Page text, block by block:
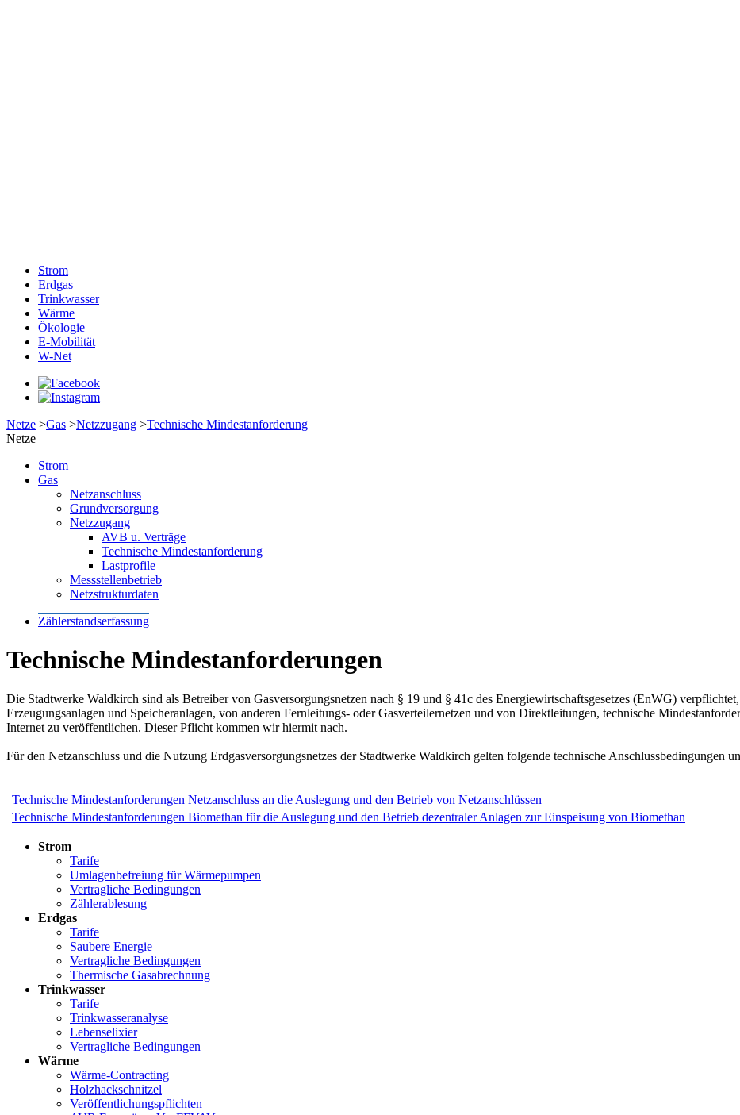
Strom
Erdgas
Trinkwasser
Wärme
Ökologie
E-Mobilität
W-Net
Netze >Gas >Netzzugang >Technische Mindestanforderung
Netze
Strom
Gas
Netzanschluss
Grundversorgung
Netzzugang
AVB u. Verträge
Technische Mindestanforderung
Lastprofile
Messstellenbetrieb
Netzstrukturdaten
Zählerstandserfassung
Technische Mindestanforderungen
Die Stadtwerke Waldkirch sind als Betreiber von Gasversorgungsnetzen nach § 19 und § 41c des Energiewirtschaftsgesetzes (EnWG)
Erzeugungsanlagen und Speicheranlagen, von anderen Fernleitungs- oder Gasverteilernetzen und von Direktleitungen, technische
Internet zu veröffentlichen. Dieser Pflicht kommen wir hiermit nach.
Für den Netzanschluss und die Nutzung Erdgasversorgungsnetzes der Stadtwerke Waldkirch gelten folgende technische Anschluss­bedingungen
Technische Mindestanforderungen Netzanschluss an die Auslegung und den Betrieb von Netzanschlüssen
Technische Mindestanforderungen Biomethan für die Auslegung und den Betrieb dezentraler Anlagen zur Einspeisung von Biomethan
Strom
Tarife
Umlagenbefreiung für Wärmepumpen
Vertragliche Bedingungen
Zählerablesung
Erdgas
Tarife
Saubere Energie
Vertragliche Bedingungen
Thermische Gasabrechnung
Trinkwasser
Tarife
Trinkwasseranalyse
Lebenselixier
Vertragliche Bedingungen
Wärme
Wärme-Contracting
Holzhackschnitzel
Veröffentlichungspflichten